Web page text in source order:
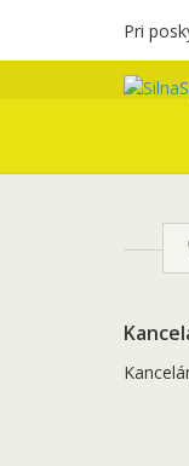
Pri